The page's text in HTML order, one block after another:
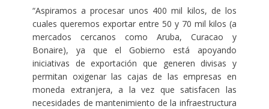
“Aspiramos a procesar unos 400 mil kilos, de los
cuales queremos exportar entre 50 y 70 mil kilos (a
mercados cercanos como Aruba, Curacao y
Bonaire), ya que el Gobierno está apoyando
iniciativas de exportación que generen divisas y
permitan oxigenar las cajas de las empresas en
moneda extranjera, a la vez que satisfacen las
necesidades de mantenimiento de la infraestructura